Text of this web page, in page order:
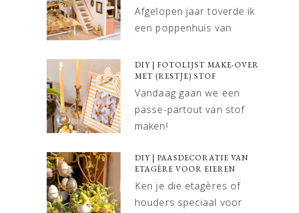
Afgelopen jaar toverde ik
een poppenhuis van
DIY | FOTOLIJST MAKE-OVER
MET (RESTJE) STOF
Vandaag gaan we een
passe-partout van stof
maken!
DIY | PAASDECORATIE VAN
ETAGÈRE VOOR EIEREN
Ken je die etagères of
houders speciaal voor